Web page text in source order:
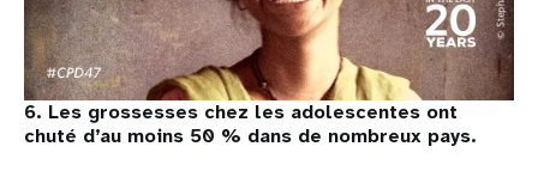
6. Les grossesses chez les adolescentes ont
chuté d’au moins 50 % dans de nombreux pays.